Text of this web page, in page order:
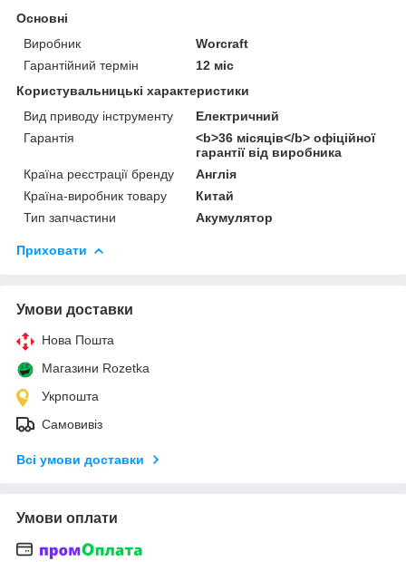
Основні
Виробник
Worcraft
Гарантійний термін
12 міс
Користувальницькі характеристики
Вид приводу інструменту
Електричний
Гарантія
<b>36 місяців</b> офіційної
гарантії від виробника
Країна реєстрації бренду
Англія
Країна-виробник товару
Китай
Тип запчастини
Акумулятор
Приховати
Умови доставки
Нова Пошта
Магазини Rozetka
Укрпошта
Самовивіз
Всі умови доставки
Умови оплати